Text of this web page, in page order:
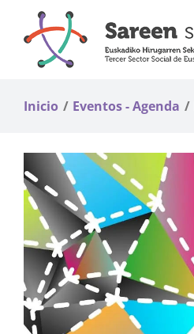
contenido
Inicio Eventos - Agenda